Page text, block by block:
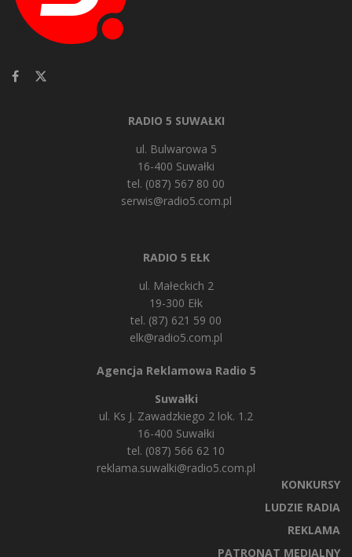
RADIO 5 SUWAŁKI
ul. Bulwarowa 5
16-400 Suwałki
tel. (087) 567 80 00
serwis@radio5.com.pl
RADIO 5 EŁK
ul. Małeckich 2
19-300 Ełk
tel. (87) 621 59 00
elk@radio5.com.pl
Agencja Reklamowa Radio 5
Suwałki
ul. Ks J. Zawadzkiego 2 lok. 1.2
16-400 Suwałki
tel. (087) 566 62 10
reklama.suwalki@radio5.com.pl
KONKURSY
LUDZIE RADIA
REKLAMA
PATRONAT MEDIALNY